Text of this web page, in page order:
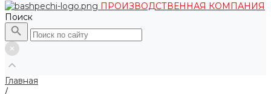
ПРОИЗВОДСТВЕННАЯ КОМПАНИЯ
Поиск
Главная
/